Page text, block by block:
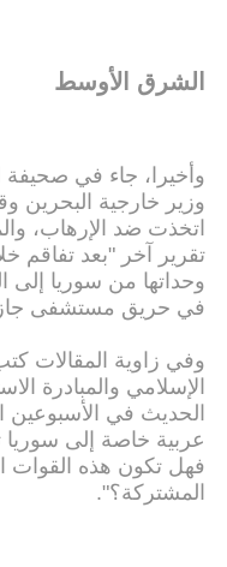
الشرق الأوسط
وأخيرا، جاء في صحيفة
وزير خارجية البحرين
اتخذت ضد الإرهاب،
تقرير آخر "بعد تفاقم
وحداتها من سوريا إلى
في حريق مستشفى
وفي زاوية المقالات
الإسلامي والمبادرة
الحديث في
عربية خاصة إلى
فهل تكون هذه القوات
المشتركة؟".